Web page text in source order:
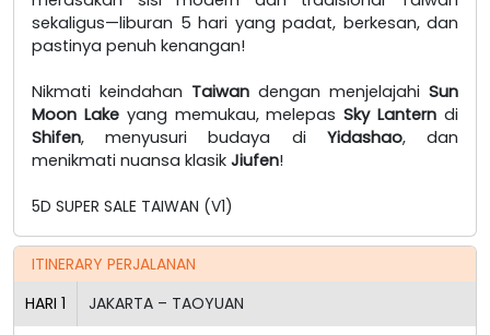
sekaligus—liburan 5 hari yang padat, berkesan, dan
pastinya penuh kenangan!
Nikmati keindahan Taiwan dengan menjelajahi Sun
Moon Lake yang memukau, melepasSky Lantern di
Shifen, menyusuri budaya di Yidashao, dan
menikmati nuansa klasik Jiufen!
5D SUPER SALE TAIWAN (V1)
ITINERARY PERJALANAN
HARI 1 JAKARTA – TAOYUAN